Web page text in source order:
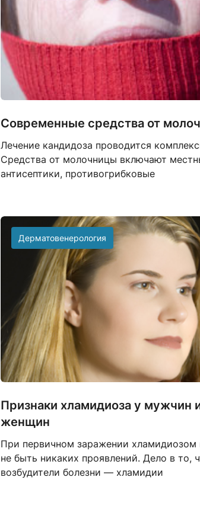
Современные средства от
Лечение кандидоза проводится
Средства от молочницы включают
антисептики, противогрибковые
Дерматовенерология
Признаки хламидиоза у мужчин
женщин
При первичном заражении
не быть никаких проявлений. Дело в то,
возбудители болезни — хламидии